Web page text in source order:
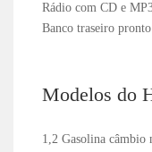
Rádio com CD e
Banco traseiro
Modelos do
1,2 Gasolina câmbio